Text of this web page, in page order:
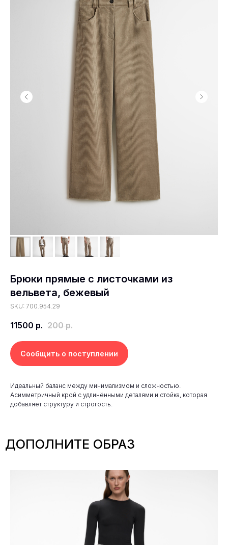
Брюки прямые с листочками из
вельвета, бежевый
SKU: 700.954.29
11500 р. 200 р.
Сообщить о поступлении
Идеальный баланс между минимализмом и сложностью.
Асимметричный крой с удлинёнными деталями и стойка, которая
добавляет структуру и строгость.
ДОПОЛНИТЕ ОБРАЗ